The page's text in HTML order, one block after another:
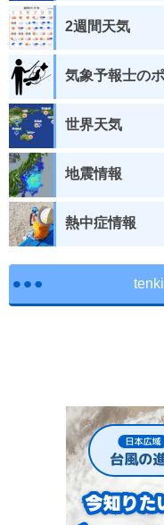
2週間天気
気象予報士の
世界天気
地震情報
熱中症情報